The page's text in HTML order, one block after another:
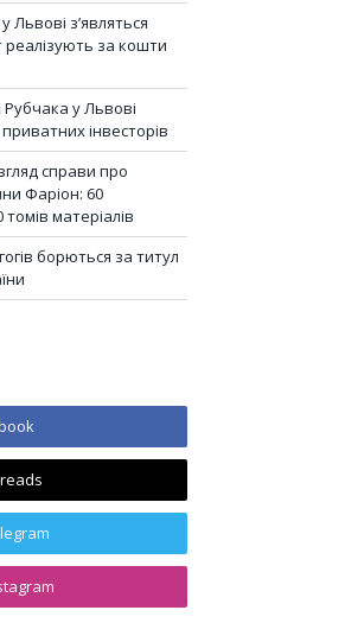
Львові з’являться
реалізують за кошти
у Львові
інвесторів
справи про
Фаріон: 60
томів матеріалів
борються за титул